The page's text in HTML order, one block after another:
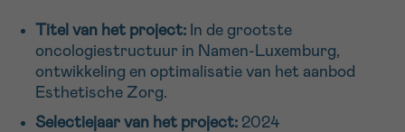
Titel van het project: In de grootste
oncologiestructuur in Namen-Luxemburg,
ontwikkeling en optimalisatie van het aanbod
Esthetische Zorg.
Selectiejaar van het project: 2024
VOORNAAM
16h-18h
Verder